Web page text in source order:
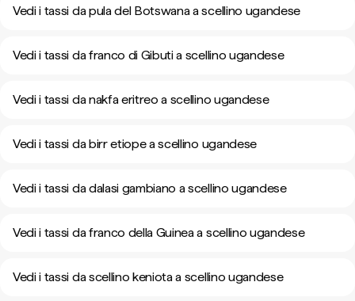
Vedi i tassi da pula del Botswana a scellino ugandese
Vedi i tassi da franco di Gibuti a scellino ugandese
Vedi i tassi da nakfa eritreo a scellino ugandese
Vedi i tassi da birr etiope a scellino ugandese
Vedi i tassi da dalasi gambiano a scellino ugandese
Vedi i tassi da franco della Guinea a scellino ugandese
Vedi i tassi da scellino keniota a scellino ugandese